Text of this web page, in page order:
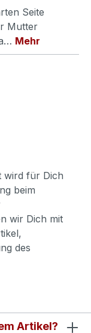
Seite
Mutter
Mehr
wird für Dich
beim
wir Dich mit
des
Artikel?